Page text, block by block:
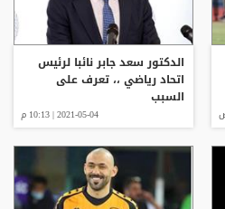
الدكتور سعد جابر نائبا لرئيس
اتحاد رياضي ،، تعرف على
السبب
2021-05-04 | 10:13 م